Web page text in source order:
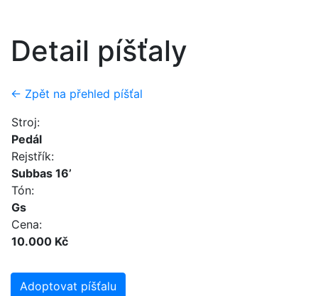
Detail píšťaly
← Zpět na přehled píšťal
Stroj:
Pedál
Rejstřík:
Subbas 16’
Tón:
Gs
Cena:
10.000 Kč
Adoptovat píšťalu